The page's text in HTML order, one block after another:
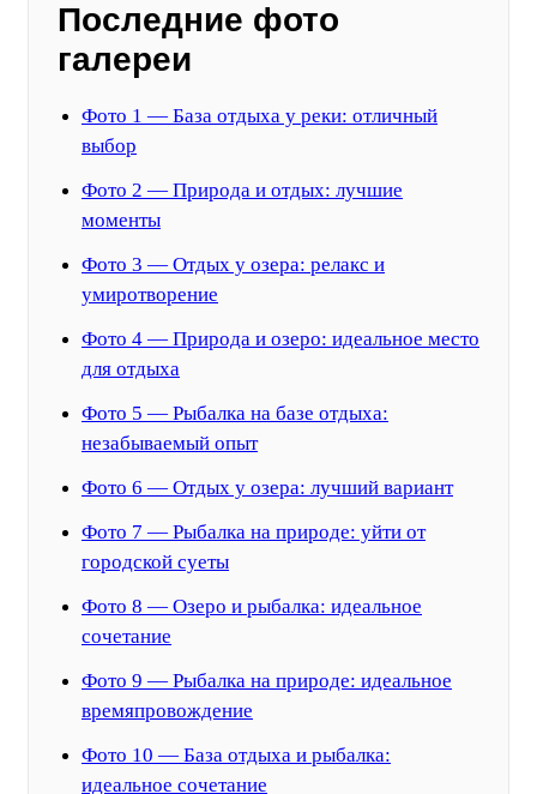
Последние фото
галереи
Фото 1 — База отдыха у реки: отличный
выбор
Фото 2 — Природа и отдых: лучшие
моменты
Фото 3 — Отдых у озера: релакс и
умиротворение
Фото 4 — Природа и озеро: идеальное место
для отдыха
Фото 5 — Рыбалка на базе отдыха:
незабываемый опыт
Фото 6 — Отдых у озера: лучший вариант
Фото 7 — Рыбалка на природе: уйти от
городской суеты
Фото 8 — Озеро и рыбалка: идеальное
сочетание
Фото 9 — Рыбалка на природе: идеальное
времяпровождение
Фото 10 — База отдыха и рыбалка:
идеальное сочетание